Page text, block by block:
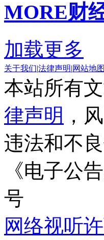
MORE财
加载更多
关于我们|法律声明|网站地图
本站所有
律声明 ，
违法和不
《电子公
号
网络视听